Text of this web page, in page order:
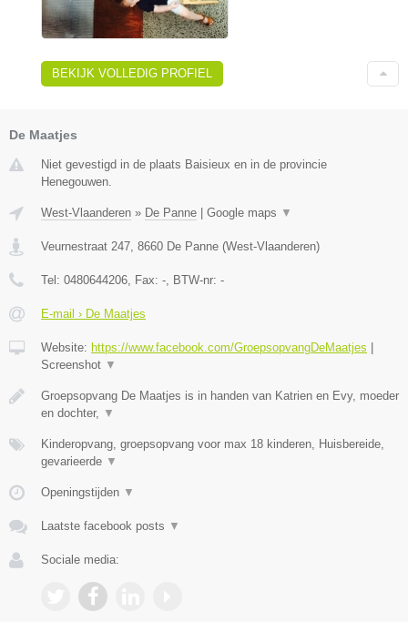
BEKIJK VOLLEDIG PROFIEL
De Maatjes
Niet gevestigd in de plaats Baisieux en in de provincie
Henegouwen.
West-Vlaanderen » De Panne Google maps ▼
Veurnestraat 247, 8660 De Panne (West-Vlaanderen)
Tel: 0480644206, Fax: -, BTW-nr: -
E-mail › De Maatjes
Website: https://www.facebook.com/GroepsopvangDeMaatjes
Screenshot ▼
Groepsopvang De Maatjes is in handen van Katrien en Evy, moeder
en dochter, ▼
Kinderopvang, groepsopvang voor max 18 kinderen, Huisbereide,
gevarieerde ▼
Openingstijden ▼
Laatste facebook posts ▼
Sociale media: